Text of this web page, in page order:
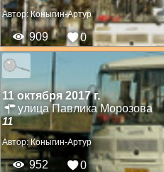
Автор:Коныгин-Артур
909 0
11 октября 2017 г.
улица Павлика Морозова
11
Автор: Коныгин-Артур
952 0